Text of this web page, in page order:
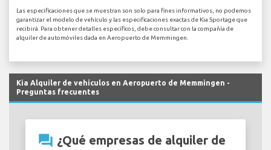
Las especificaciones que se muestran son solo para fines informativos, no podemos
garantizar el modelo de vehículo y las especificaciones exactas de Kia Sportage que
recibirá. Para obtener detalles específicos, debe consultar con la compañía de
alquiler de automóviles dada en Aeropuerto de Memmingen.
Kia Alquiler de vehículos en Aeropuerto de Memmingen -
Preguntas frecuentes
question_answer ¿Qué empresas de alquiler de